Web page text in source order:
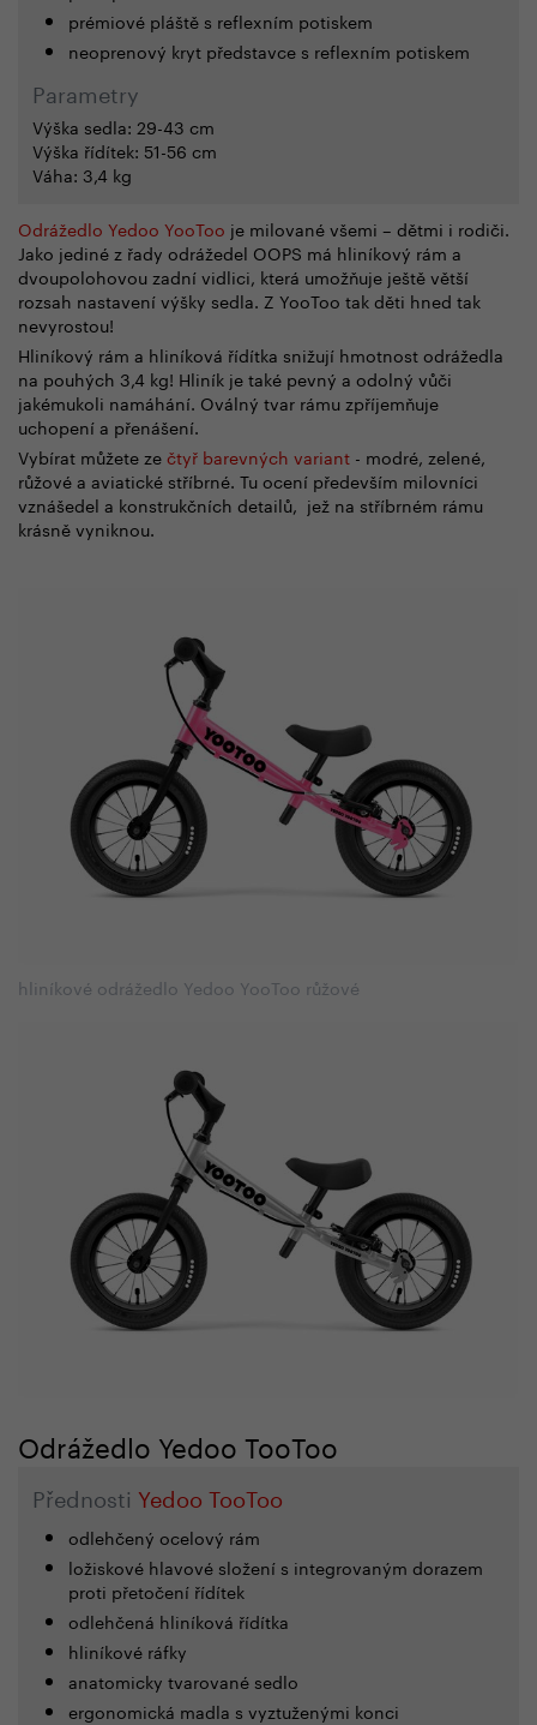
prémiové pláště s reflexním potiskem
neoprenový kryt představce s reflexním potiskem
Parametry
Výška sedla: 29-43 cm
Výška řídítek: 51-56 cm
Váha: 3,4 kg
Odrážedlo Yedoo YooToo je milované všemi – dětmi i rodiči.
Jako jediné z řady odrážedel OOPS má hliníkový rám a
dvoupolohovou zadní vidlici, která umožňuje ještě větší
rozsah nastavení výšky sedla. Z YooToo tak děti hned tak
nevyrostou!
Hliníkový rám a hliníková řídítka snižují hmotnost odrážedla
na pouhých 3,4 kg! Hliník je také pevný a odolný vůči
jakémukoli namáhání. Oválný tvar rámu zpříjemňuje
uchopení a přenášení.
Vybírat můžete zečtyř barevných variant - modré, zelené,
růžové a aviatické stříbrné. Tu ocení především milovníci
vznášedel a konstrukčních detailů, jež na stříbrném rámu
krásně vyniknou.
hliníkové odrážedlo Yedoo YooToo růžové
Odrážedlo Yedoo TooToo
Přednosti Yedoo TooToo
odlehčený ocelový rám
ložiskové hlavové složení s integrovaným dorazem
proti přetočení řídítek
odlehčená hliníková řídítka
hliníkové ráfky
anatomicky tvarované sedlo
ergonomická madla s vyztuženými konci